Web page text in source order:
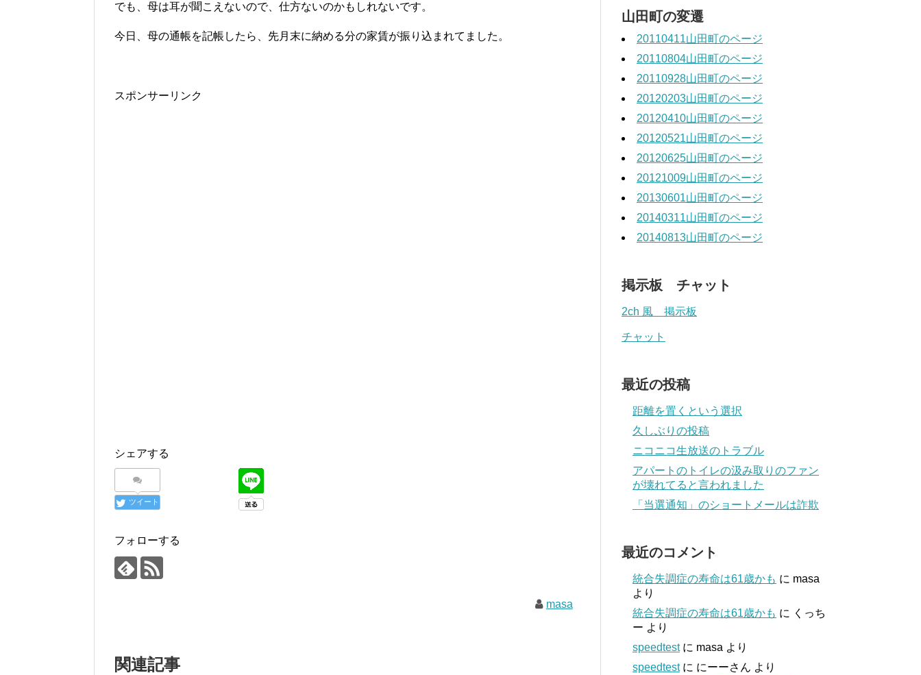
でも、母は耳が聞こえないので、仕方ないのかもしれないです。
今日、母の通帳を記帳したら、先月末に納める分の家賃が振り込まれてました。
スポンサーリンク
シェアする
ツイート
フォローする
masa
関連記事
山田町の変遷
20110411山田町のページ
20110804山田町のページ
20110928山田町のページ
20120203山田町のページ
20120410山田町のページ
20120521山田町のページ
20120625山田町のページ
20121009山田町のページ
20130601山田町のページ
20140311山田町のページ
20140813山田町のページ
掲示板 チャット
2ch 風 掲示板
チャット
最近の投稿
距離を置くという選択
久しぶりの投稿
ニコニコ生放送のトラブル
アパートのトイレの汲み取りのファン
が壊れてると言われました
「当選通知」のショートメールは詐欺
最近のコメント
統合失調症の寿命は61歳かも に masa
より
統合失調症の寿命は61歳かも に くっち
ー より
speedtestに masa より
speedtestに にーーさん より